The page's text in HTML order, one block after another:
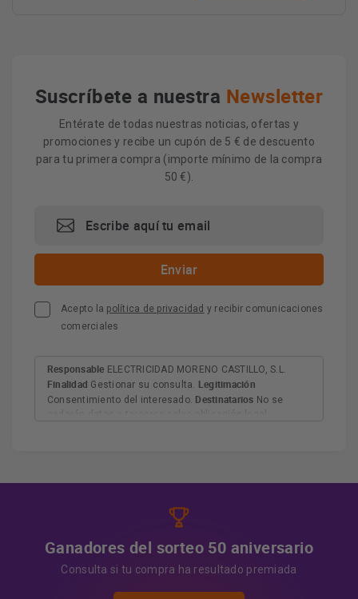
Suscríbete a nuestra Newsletter
Entérate de todas nuestras noticias, ofertas y
promociones y recibe un cupón de 5 € de descuento
para tu primera compra (importe mínimo de la compra
50 €).
Acepto la política de privacidad y recibir comunicaciones
comerciales
Responsable ELECTRICIDAD MORENO CASTILLO, S.L.
Finalidad Gestionar su consulta. Legitimación
Consentimiento del interesado. Destinatarios No se
Ganadores del sorteo 50 aniversario
Consulta si tu compra ha resultado premiada